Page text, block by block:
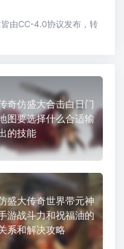
由CC-4.0协议发布，转
奇仿盛大合击白日门
图要选择什么合适输
的技能
盛大传奇世界带元神
游战斗力和祝福油的
系和解决攻略